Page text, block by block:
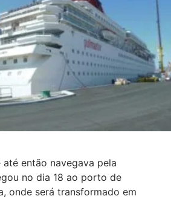
até então navegava pela
no dia 18 ao porto de
onde será transformado em